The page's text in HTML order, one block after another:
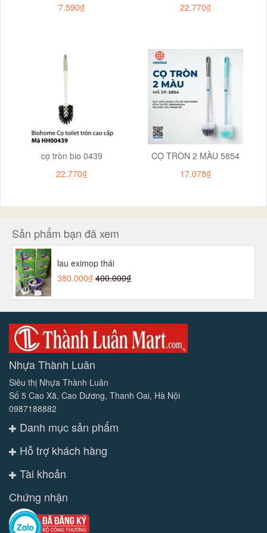
7.590₫
22.770₫
cọ tròn bio 0439
22.770₫
CỌ TRÒN 2 MÀU 5854
17.078₫
Sản phẩm bạn đã xem
lau eximop thái
380.000₫ 400.000₫
Nhựa Thành Luân
Siêu thị Nhựa Thành Luân
Số 5 Cao Xã, Cao Dương, Thanh Oai, Hà Nội
0987188882
Danh mục sản phẩm
Hỗ trợ khách hàng
Tài khoản
Chứng nhận